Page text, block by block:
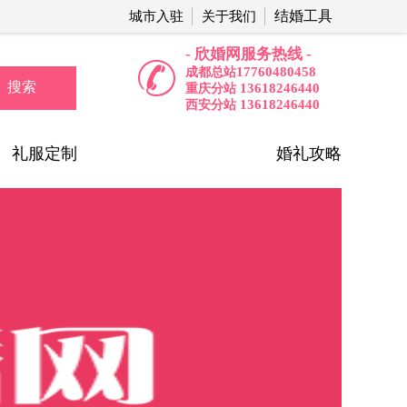
城市入驻 关于我们 结婚工具
搜索
- 欣婚网服务热线 -
成都总站17760480458
重庆分站 13618246440
西安分站 13618246440
礼服定制 婚礼攻略